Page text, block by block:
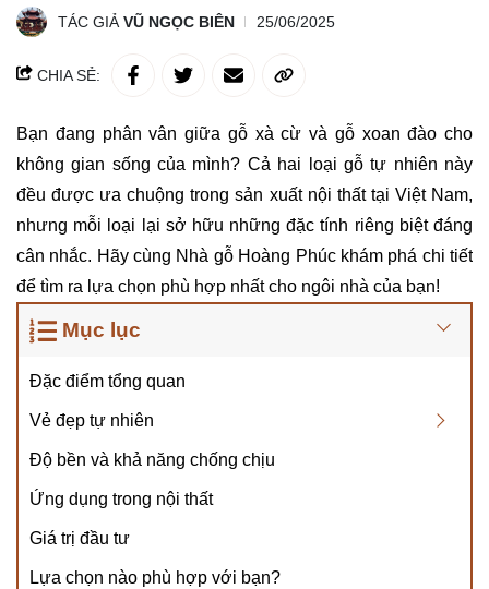
TÁC GIẢVŨ NGỌC BIÊN 25/06/2025
CHIA SẺ:
Bạn đang phân vân giữa gỗ xà cừ và gỗ xoan đào cho
không gian sống của mình? Cả hai loại gỗ tự nhiên này
đều được ưa chuộng trong sản xuất nội thất tại Việt Nam,
nhưng mỗi loại lại sở hữu những đặc tính riêng biệt đáng
cân nhắc. Hãy cùng Nhà gỗ Hoàng Phúc khám phá chi tiết
để tìm ra lựa chọn phù hợp nhất cho ngôi nhà của bạn!
Mục lục
Đặc điểm tổng quan
Vẻ đẹp tự nhiên
Độ bền và khả năng chống chịu
Ứng dụng trong nội thất
Giá trị đầu tư
Lựa chọn nào phù hợp với bạn?